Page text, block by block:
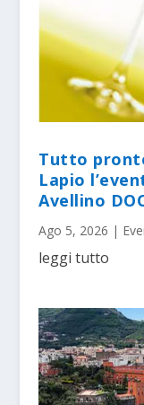
Tutto
Lapio
Avellino
Ago 5, 2026 |
leggi tutto